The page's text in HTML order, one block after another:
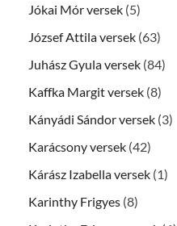
Jókai Mór versek (5)
József Attila versek (63)
Juhász Gyula versek (84)
Kaffka Margit versek (8)
Kányádi Sándor versek (3)
Karácsony versek (42)
Kárász Izabella versek (1)
Karinthy Frigyes (8)